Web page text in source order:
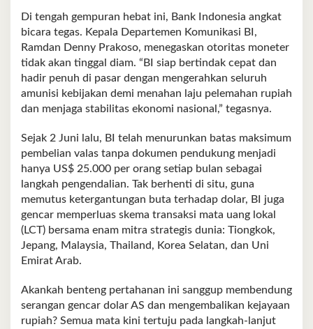
Di tengah gempuran hebat ini, Bank Indonesia angkat
bicara tegas. Kepala Departemen Komunikasi BI,
Ramdan Denny Prakoso, menegaskan otoritas moneter
tidak akan tinggal diam. “BI siap bertindak cepat dan
hadir penuh di pasar dengan mengerahkan seluruh
amunisi kebijakan demi menahan laju pelemahan rupiah
dan menjaga stabilitas ekonomi nasional,” tegasnya.
Sejak 2 Juni lalu, BI telah menurunkan batas maksimum
pembelian valas tanpa dokumen pendukung menjadi
hanya US$ 25.000 per orang setiap bulan sebagai
langkah pengendalian. Tak berhenti di situ, guna
memutus ketergantungan buta terhadap dolar, BI juga
gencar memperluas skema transaksi mata uang lokal
(LCT) bersama enam mitra strategis dunia: Tiongkok,
Jepang, Malaysia, Thailand, Korea Selatan, dan Uni
Emirat Arab.
Akankah benteng pertahanan ini sanggup membendung
serangan gencar dolar AS dan mengembalikan kejayaan
rupiah? Semua mata kini tertuju pada langkah‑lanjut